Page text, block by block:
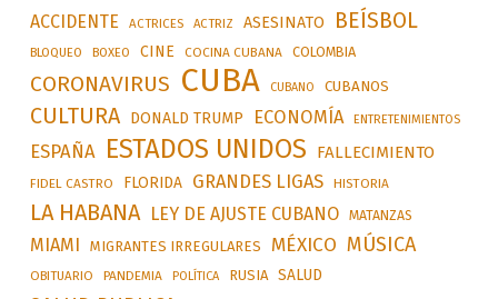
ACCIDENTE ACTRICES ACTRIZ ASESINATO BEÍSBOL
BLOQUEO BOXEO CINE COCINA CUBANA COLOMBIA
CORONAVIRUS CUBA CUBANO CUBANOS
CULTURA DONALD TRUMP ECONOMÍA ENTRETENIMIENTOS
ESPAÑA ESTADOS UNIDOS FALLECIMIENTO
FIDEL CASTRO FLORIDA GRANDES LIGAS HISTORIA
LA HABANA LEY DE AJUSTE CUBANO MATANZAS
MIAMI MIGRANTES IRREGULARES MÉXICO MÚSICA
OBITUARIO PANDEMIA POLÍTICA RUSIA SALUD